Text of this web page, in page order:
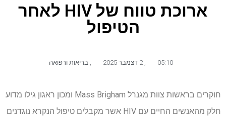
ארוכת טווח של HIV לאחר
הטיפול
05:10 בריאות ורפואה
חוקרים בראשות צוות מגנרל Mass Brigham ומכון ראגון גילו מדוע
חלק מהאנשים החיים עם HIV אשר מקבלים טיפול הנקרא נוגדנים